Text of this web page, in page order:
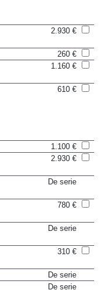
260 €
1.100 €
De serie